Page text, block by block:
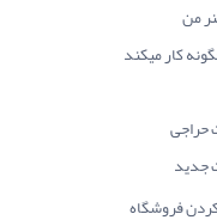
من
کار میکند
حراجی
جدید
فروشگاه